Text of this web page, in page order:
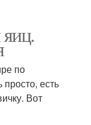
по
есть
Вот